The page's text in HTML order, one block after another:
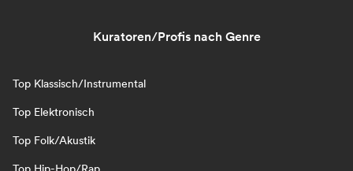
Kuratoren/Profis nach Genre
Top Klassisch/Instrumental
Top Elektronisch
Top Folk/Akustik